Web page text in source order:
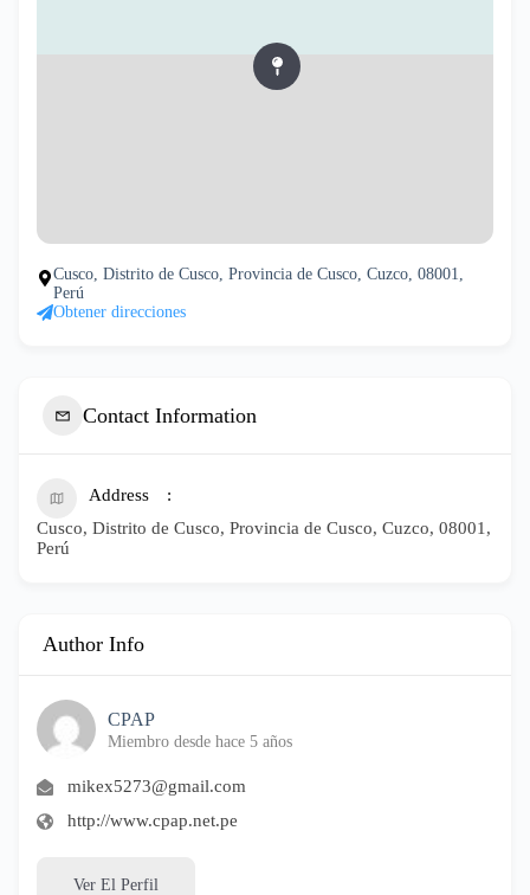
Cusco, Distrito de Cusco, Provincia de Cusco, Cuzco, 08001,
Perú
Obtener direcciones
Contact Information
Address
Cusco, Distrito de Cusco, Provincia de Cusco, Cuzco, 08001,
Perú
Author Info
CPAP
Miembro desde hace 5 años
mikex5273@gmail.com
http://www.cpap.net.pe
Ver El Perfil